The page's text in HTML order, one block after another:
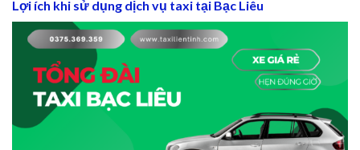
Lợi ích khi sử dụng dịch vụ taxi tại Bạc Liêu